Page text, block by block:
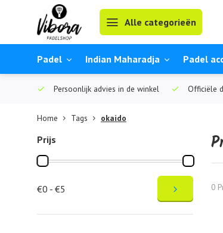
Alle categorieën
Padel Indian Maharadja Padel
Persoonlijk advies in de winkel Officiële
Home Tags okaido
Prijs
€0 - €5 0